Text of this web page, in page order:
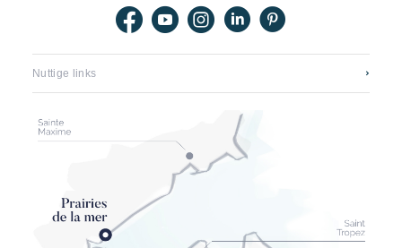
Nuttige links
Vacatures
Brochures, plattegronden en tarieven
Het nieuwe pampelonne
Onze partners